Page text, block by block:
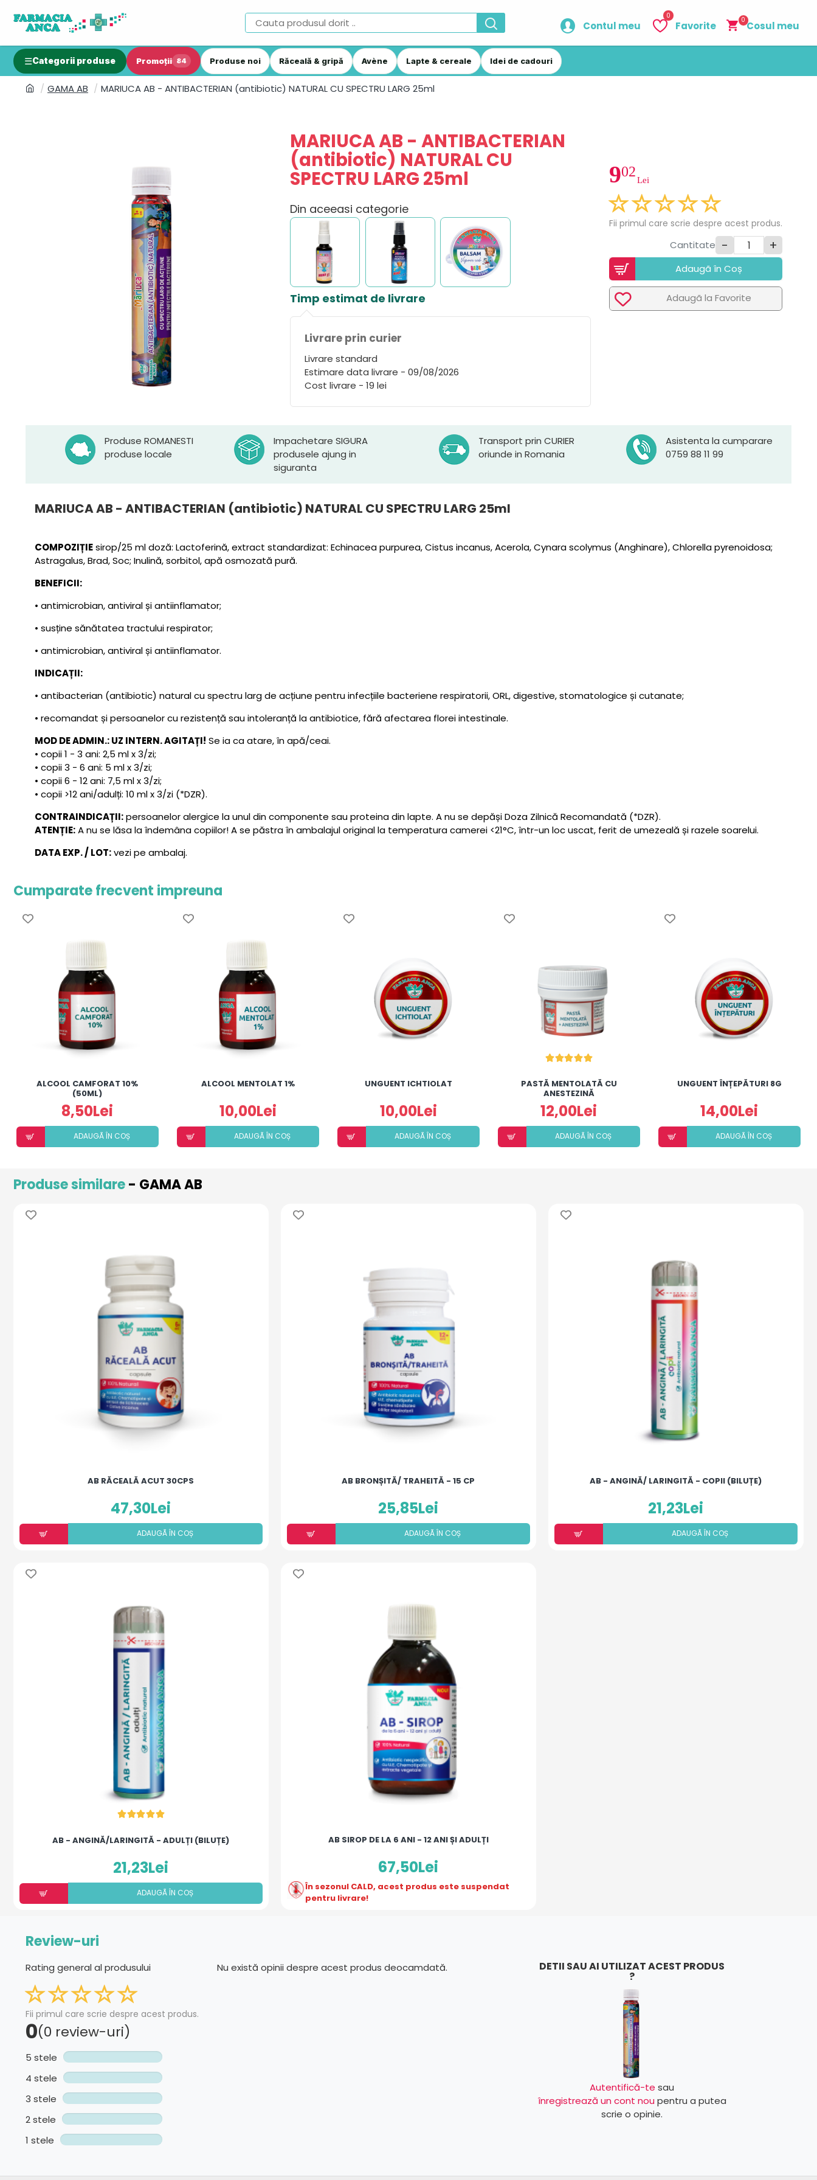
Contul meu Favorite
0
Cosul meu
0
Categorii produse Promoții 84 Produse noi Răceală & gripă Avène Lapte & cereale Idei de cadouri
GAMA AB MARIUCA AB - ANTIBACTERIAN (antibiotic) NATURAL CU SPECTRU LARG 25ml
MARIUCA AB - ANTIBACTERIAN
(antibiotic) NATURAL CU
SPECTRU LARG 25ml
Din aceeasi categorie
Timp estimat de livrare
Livrare prin curier
Livrare standard
Estimare data livrare - 09/08/2026
Cost livrare - 19 lei
902
Lei
Fii primul care scrie despre acest produs.
Cantitate - +
Adaugã în Coș
Adaugã la Favorite
Produse ROMANESTI
produse locale
Impachetare SIGURA
produsele ajung in
siguranta
Transport prin CURIER
oriunde in Romania
Asistenta la cumparare
0759 88 11 99
MARIUCA AB - ANTIBACTERIAN (antibiotic) NATURAL CU SPECTRU LARG 25ml
COMPOZIȚIEsirop/25 ml doză: Lactoferină, extract standardizat: Echinacea purpurea, Cistus incanus, Acerola, Cynara scolymus (Anghinare), Chlorella pyrenoidosa;
Astragalus, Brad, Soc; Inulină, sorbitol, apă osmozată pură.
BENEFICII:
• antimicrobian, antiviral și antiinflamator;
• susține sănătatea tractului respirator;
• antimicrobian, antiviral și antiinflamator.
INDICAȚII:
• antibacterian (antibiotic) natural cu spectru larg de acțiune pentru infecțiile bacteriene respiratorii, ORL, digestive, stomatologice și cutanate;
• recomandat și persoanelor cu rezistență sau intoleranță la antibiotice, fără afectarea florei intestinale.
MOD DE ADMIN.: UZ INTERN. AGITAȚI! Se ia ca atare, în apă/ceai.
• copii 1 - 3 ani: 2,5 ml x 3/zi;
• copii 3 - 6 ani: 5 ml x 3/zi;
• copii 6 - 12 ani: 7,5 ml x 3/zi;
• copii >12 ani/adulți: 10 ml x 3/zi (*DZR).
CONTRAINDICAȚII:persoanelor alergice la unul din componente sau proteina din lapte. A nu se depăși Doza Zilnică Recomandată (*DZR).
ATENȚIE:A nu se lăsa la îndemâna copiilor! A se păstra în ambalajul original la temperatura camerei <21°C, într-un loc uscat, ferit de umezeală și razele soarelui.
DATA EXP. / LOT:vezi pe ambalaj.
Cumparate frecvent impreuna
ALCOOL CAMFORAT 10%
(50ML)
8,50Lei
ADAUGÃ ÎN COȘ
ALCOOL MENTOLAT 1%
10,00Lei
ADAUGÃ ÎN COȘ
UNGUENT ICHTIOLAT
10,00Lei
ADAUGÃ ÎN COȘ
PASTĂ MENTOLATĂ CU
ANESTEZINĂ
12,00Lei
ADAUGÃ ÎN COȘ
UNGUENT ÎNȚEPĂTURI 8G
14,00Lei
ADAUGÃ ÎN COȘ
Produse similare- GAMA AB
AB RĂCEALĂ ACUT 30CPS
47,30Lei
ADAUGÃ ÎN COȘ
AB BRONȘITĂ/ TRAHEITĂ - 15 CP
25,85Lei
ADAUGÃ ÎN COȘ
AB - ANGINĂ/ LARINGITĂ - COPII (BILUȚE)
21,23Lei
ADAUGÃ ÎN COȘ
AB - ANGINĂ/LARINGITĂ - ADULȚI (BILUȚE)
21,23Lei
ADAUGÃ ÎN COȘ
AB SIROP DE LA 6 ANI - 12 ANI ȘI ADULȚI
67,50Lei
În sezonul CALD, acest produs este suspendat
pentru livrare!
Review-uri
Rating general al produsului
Fii primul care scrie despre acest produs.
0(0 review-uri)
5 stele
4 stele
3 stele
2 stele
1 stele
Nu există opinii despre acest produs deocamdată. DETII SAU AI UTILIZAT ACEST PRODUS
?
Autentifică-te sau
înregistrează un cont nou pentru a putea
scrie o opinie.